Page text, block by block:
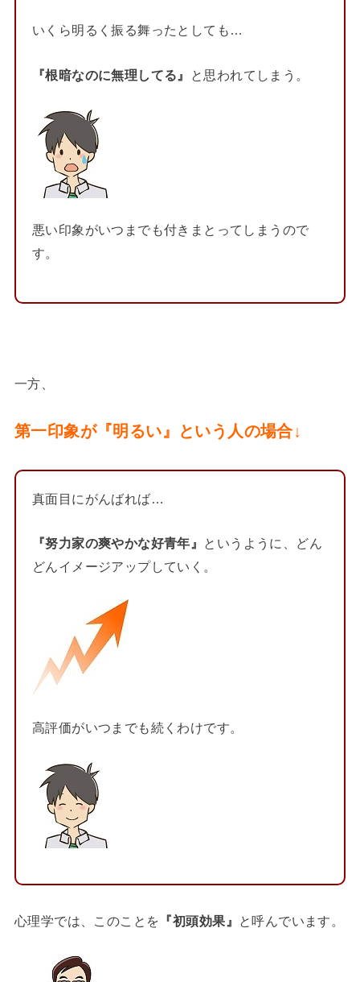
いくら明るく振る舞ったとしても…
『根暗なのに無理してる』 と思われてしまう。
悪い印象がいつまでも付きまとってしまうので
す。
一方、
第一印象が『明るい』という人の場合↓
真面目にがんばれば…
『努力家の爽やかな好青年』 というように、どん
どんイメージアップしていく。
高評価がいつまでも続くわけです。
心理学では、このことを 『初頭効果』 と呼んでいます。